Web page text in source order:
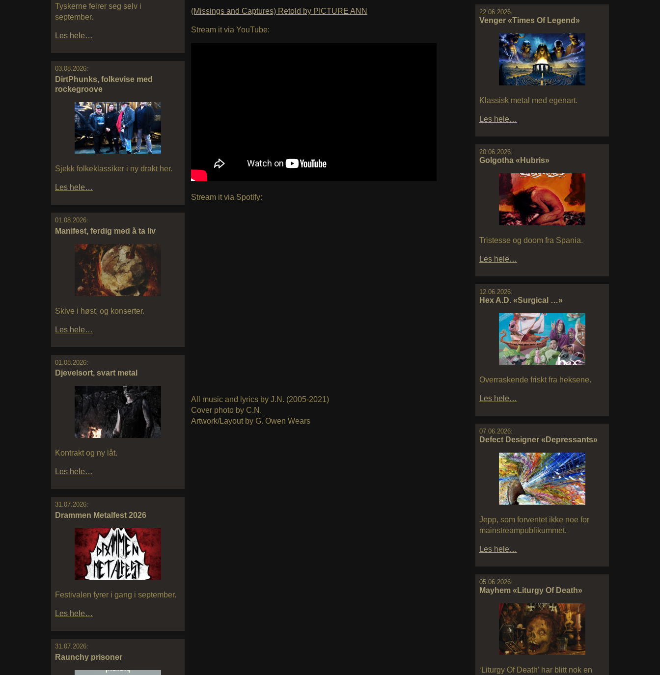
Tyskerne feirer seg selv i
september.
Les hele…
03.08.2026:
DirtPhunks, folkevise med
rockegroove
Sjekk folkeklassiker i ny drakt her.
Les hele…
01.08.2026:
Manifest, ferdig med å ta liv
Skive i høst, og konserter.
Les hele…
01.08.2026:
Djevelsort, svart metal
Kontrakt og ny låt.
Les hele…
31.07.2026:
Drammen Metalfest 2026
Festivalen fyrer i gang i september.
Les hele…
31.07.2026:
Raunchy prisoner
22.06.2026:
Venger «Times Of Legend»
Klassisk metal med egenart.
Les hele…
20.06.2026:
Golgotha «Hubris»
Tristesse og doom fra Spania.
Les hele…
12.06.2026:
Hex A.D. «Surgical …»
Overraskende friskt fra heksene.
Les hele…
07.06.2026:
Defect Designer «Depressants»
Jepp, som forventet ikke noe for
mainstreampublikummet.
Les hele…
05.06.2026:
Mayhem «Liturgy Of Death»
‘Liturgy Of Death’ har blitt nok en
(Missings and Captures) Retold by PICTURE ANN
Stream it via YouTube:
Stream it via Spotify:
All music and lyrics by J.N. (2005-2021)
Cover photo by C.N.
Artwork/Layout by G. Owen Wears